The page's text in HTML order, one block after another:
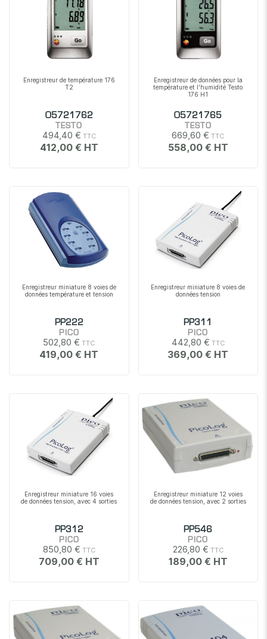
Enregistreur de température 176
T2
05721762
TESTO
494,40 €
412,00 €
Enregistreur de données pour la
température et l'humidité Testo
176 H1
05721765
TESTO
669,60 €
558,00 €
Enregistreur miniature 8 voies de
données température et tension
PP222
PICO
502,80 €
419,00 €
Enregistreur miniature 8 voies de
données tension
PP311
PICO
442,80 €
369,00 €
Enregistreur miniature 16 voies
de données tension, avec 4 sorties
PP312
PICO
850,80 €
709,00 €
Enregistreur miniature 12 voies
de données tension, avec 2 sorties
PP546
PICO
226,80 €
189,00 €